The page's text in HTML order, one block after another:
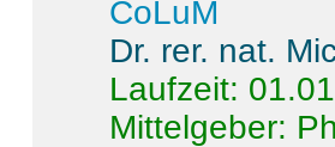
CoLuM
Dr. rer. nat.
Laufzeit:
Mittelgeber: